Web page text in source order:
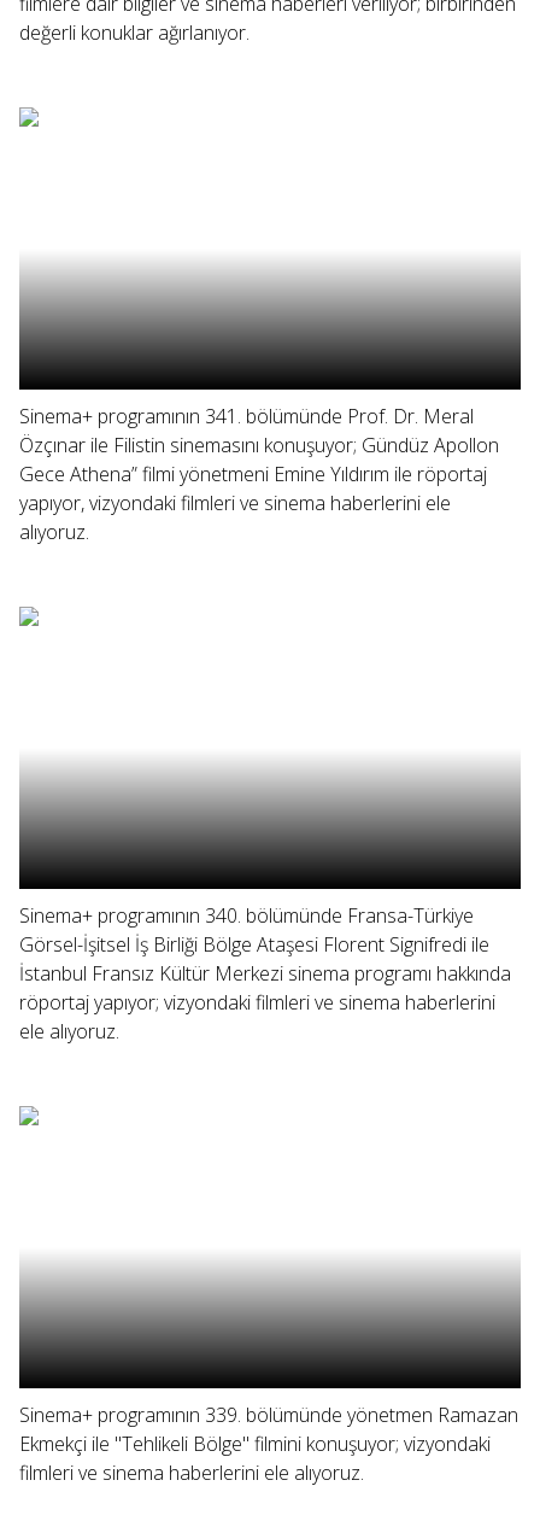
değerli konuklar ağırlanıyor.
Sinema+ programının 341. bölümünde Prof. Dr. Meral
Özçınar ile Filistin sinemasını konuşuyor; Gündüz Apollon
Gece Athena” filmi yönetmeni Emine Yıldırım ile röportaj
yapıyor, vizyondaki filmleri ve sinema haberlerini ele
alıyoruz.
Sinema+ programının 340. bölümünde Fransa-Türkiye
Görsel-İşitsel İş Birliği Bölge Ataşesi Florent Signifredi ile
İstanbul Fransız Kültür Merkezi sinema programı hakkında
röportaj yapıyor; vizyondaki filmleri ve sinema haberlerini
ele alıyoruz.
Sinema+ programının 339. bölümünde yönetmen Ramazan
Ekmekçi ile "Tehlikeli Bölge" filmini konuşuyor; vizyondaki
filmleri ve sinema haberlerini ele alıyoruz.